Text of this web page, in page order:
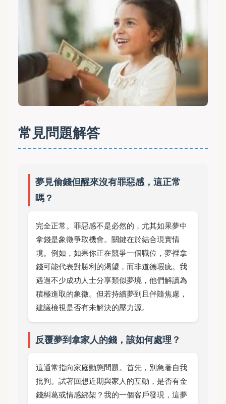
常見問題解答
夢見偷錢但醒來沒有罪惡感，這正常
嗎？
完全正常。罪惡感不是必然的，尤其如果夢中
拿錢是象徵爭取機會。關鍵在於結合現實情
境。例如，如果你正在競爭一個職位，夢裡拿
錢可能代表對勝利的渴望，而非道德瑕疵。我
遇過不少成功人士分享類似夢境，他們解讀為
積極進取的象徵。但若持續夢到且伴隨焦慮，
建議檢視是否有未解決的壓力源。
反覆夢到拿家人的錢，該如何處理？
這通常指向家庭動態問題。首先，別急著自我
批判。試著回想近期與家人的互動，是否有金
錢糾葛或情感綁架？我的一個客戶發現，這夢